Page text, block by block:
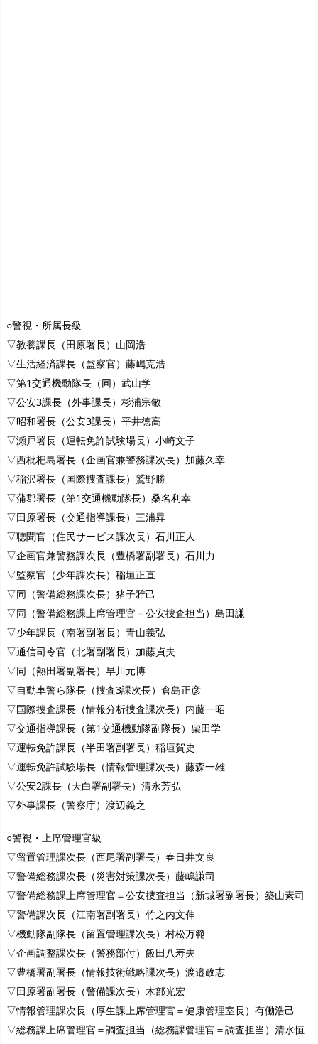
○警視・所属長級
▽教養課長（田原署長）山岡浩
▽生活経済課長（監察官）藤嶋克浩
▽第1交通機動隊長（同）武山学
▽公安3課長（外事課長）杉浦宗敏
▽昭和署長（公安3課長）平井徳高
▽瀬戸署長（運転免許試験場長）小崎文子
▽西枇杷島署長（企画官兼警務課次長）加藤久幸
▽稲沢署長（国際捜査課長）鷲野勝
▽蒲郡署長（第1交通機動隊長）桑名利幸
▽田原署長（交通指導課長）三浦昇
▽聴聞官（住民サービス課次長）石川正人
▽企画官兼警務課次長（豊橋署副署長）石川力
▽監察官（少年課次長）稲垣正直
▽同（警備総務課次長）猪子雅己
▽同（警備総務課上席管理官＝公安捜査担当）島田謙
▽少年課長（南署副署長）青山義弘
▽通信司令官（北署副署長）加藤貞夫
▽同（熱田署副署長）早川元博
▽自動車警ら隊長（捜査3課次長）倉島正彦
▽国際捜査課長（情報分析捜査課次長）内藤一昭
▽交通指導課長（第1交通機動隊副隊長）柴田学
▽運転免許課長（半田署副署長）稲垣賀史
▽運転免許試験場長（情報管理課次長）藤森一雄
▽公安2課長（天白署副署長）清永芳弘
▽外事課長（警察庁）渡辺義之
○警視・上席管理官級
▽留置管理課次長（西尾署副署長）春日井文良
▽警備総務課次長（災害対策課次長）藤嶋謙司
▽警備総務課上席管理官＝公安捜査担当（新城署副署長）築山素司
▽警備課次長（江南署副署長）竹之内文伸
▽機動隊副隊長（留置管理課次長）村松万範
▽企画調整課次長（警務部付）飯田八寿夫
▽豊橋署副署長（情報技術戦略課次長）渡邉政志
▽田原署副署長（警備課次長）木部光宏
▽情報管理課次長（厚生課上席管理官＝健康管理室長）有働浩己
▽総務課上席管理官＝調査担当（総務課管理官＝調査担当）清水恒